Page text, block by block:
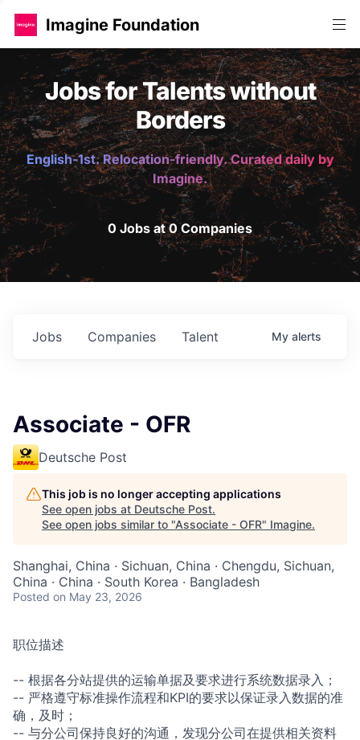
Imagine Foundation
Jobs for Talents without
Borders
English-1st. Relocation-friendly. Curated daily by
Imagine.
0 Jobs at 0 Companies
Jobs Companies Talent My alerts
Associate - OFR
Deutsche Post
This job is no longer accepting applications
See open jobs at Deutsche Post.
See open jobs similar to "Associate - OFR" Imagine.
Shanghai, China · Sichuan, China · Chengdu, Sichuan,
China · China · South Korea · Bangladesh
Posted on May 23, 2026
职位描述
-- 根据各分站提供的运输单据及要求进行系统数据录入；
-- 严格遵守标准操作流程和KPI的要求以保证录入数据的准
确，及 时；
-- 与分公司保持良好的沟通，发现分公司在提供相关资料